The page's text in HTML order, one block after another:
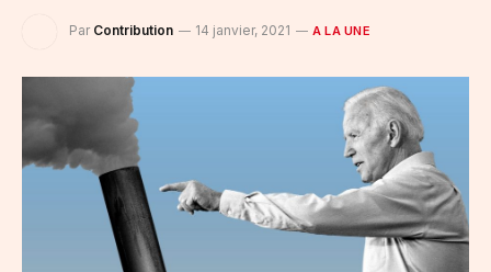
Par Contribution 14 janvier, 2021 A LA UNE